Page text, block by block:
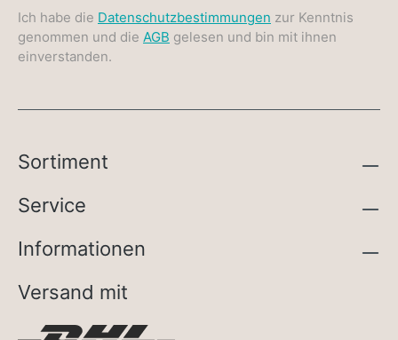
Ich habe die Datenschutzbestimmungen zur Kenntnis
genommen und die AGB gelesen und bin mit ihnen
einverstanden.
Sortiment
Service
Informationen
Versand mit